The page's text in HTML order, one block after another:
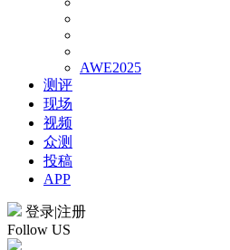
AWE2025
测评
现场
视频
众测
投稿
APP
登录|注册
Follow US